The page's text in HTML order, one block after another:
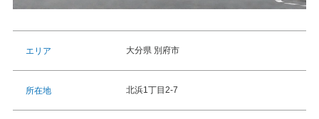
エリア 大分県 別府市
所在地 北浜1丁目2-7